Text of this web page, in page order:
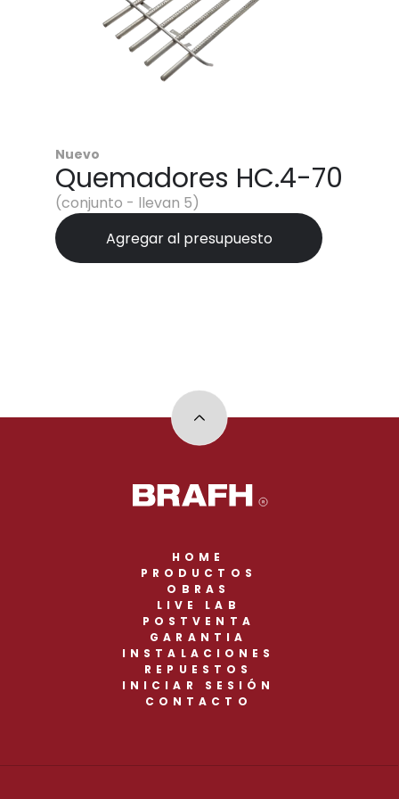
Nuevo
Quemadores HC.4-70
(conjunto - llevan 5)
Agregar al presupuesto
HOME
PRODUCTOS
OBRAS
LIVE LAB
POSTVENTA
GARANTIA
INSTALACIONES
REPUESTOS
INICIAR SESIÓN
CONTACTO